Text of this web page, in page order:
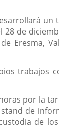
un
28 de
Eresma,
trabajos
por la
de
de